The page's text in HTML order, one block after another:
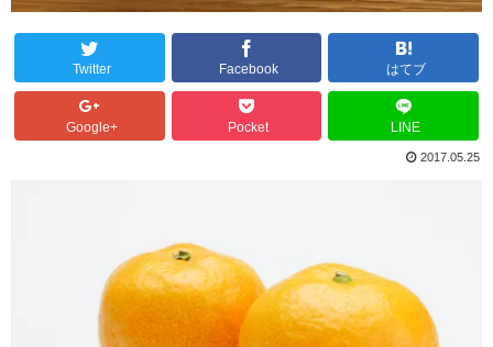
Twitter Facebook はてブ
Google+ Pocket LINE
2017.05.25